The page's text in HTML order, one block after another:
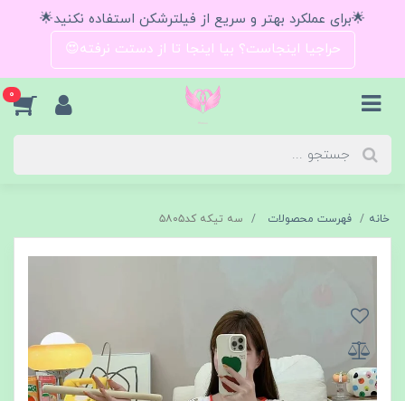
🌟برای عملکرد بهتر و سریع از فیلترشکن استفاده نکنید🌟
حراجیا اینجاست؟ بیا اینجا تا از دستت نرفته😍
0
خانه فهرست محصولات سه تیکه کد۵۸۰۵